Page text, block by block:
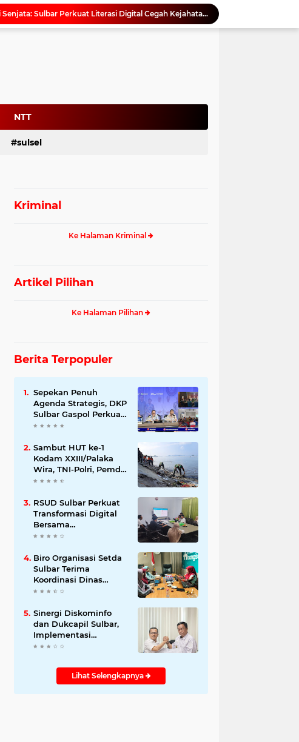
Saat Asmara Jadi Senjata: Sulbar Perkuat Literasi Digital Cegah Kejahatan Love Scamming
Kadis ESDM Bujaeramy : Pentingnya Persiapan yang Matang dan Sinergitas Sukseskan HUT RI ke-81 dan Hari Jadi Sulawesi Barat ke-22
Netizen Siap Baper! Kakek 81 Tahun di Probolinggo Buktikan Cinta Tak Punya Batas Usia
NTT
sulsel
Kriminal
Ke Halaman Kriminal
Artikel Pilihan
Ke Halaman Pilihan
Berita Terpopuler
Sepekan Penuh
Agenda Strategis, DKP
Sulbar Gaspol Perkuat
Pembangunan Sektor
Perikanan
Sambut HUT ke-1
Kodam XXIII/Palaka
Wira, TNI-Polri, Pemda
dan Warga Gempur
Bahari
RSUD Sulbar Perkuat
Transformasi Digital
Bersama
DiskominfoSS
Biro Organisasi Setda
Sulbar Terima
Koordinasi Dinas
Perpusip Bahas
Sinergi Diskominfo
dan Dukcapil Sulbar,
Implementasi
Permendagri 17/2023
Adduk
Lihat Selengkapnya